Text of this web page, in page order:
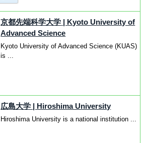
京都先端科学大学 | Kyoto University of
Advanced Science
Kyoto University of Advanced Science (KUAS)
is ...
広島大学 | Hiroshima University
Hiroshima University is a national institution ...